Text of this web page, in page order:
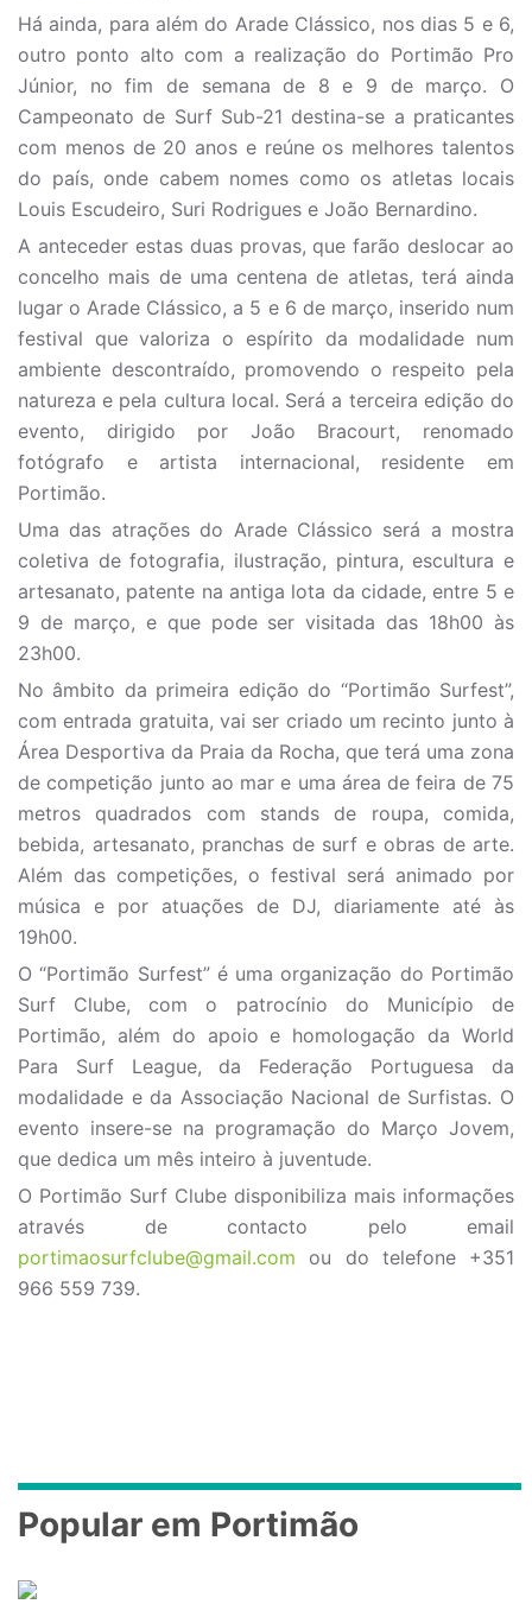
Há ainda, para além do Arade Clássico, nos dias 5 e 6,
outro ponto alto com a realização do Portimão Pro
Júnior, no fim de semana de 8 e 9 de março. O
Campeonato de Surf Sub-21 destina-se a praticantes
com menos de 20 anos e reúne os melhores talentos
do país, onde cabem nomes como os atletas locais
Louis Escudeiro, Suri Rodrigues e João Bernardino.
A anteceder estas duas provas, que farão deslocar ao
concelho mais de uma centena de atletas, terá ainda
lugar o Arade Clássico, a 5 e 6 de março, inserido num
festival que valoriza o espírito da modalidade num
ambiente descontraído, promovendo o respeito pela
natureza e pela cultura local. Será a terceira edição do
evento, dirigido por João Bracourt, renomado
fotógrafo e artista internacional, residente em
Portimão.
Uma das atrações do Arade Clássico será a mostra
coletiva de fotografia, ilustração, pintura, escultura e
artesanato, patente na antiga lota da cidade, entre 5 e
9 de março, e que pode ser visitada das 18h00 às
23h00.
No âmbito da primeira edição do “Portimão Surfest”,
com entrada gratuita, vai ser criado um recinto junto à
Área Desportiva da Praia da Rocha, que terá uma zona
de competição junto ao mar e uma área de feira de 75
metros quadrados com stands de roupa, comida,
bebida, artesanato, pranchas de surf e obras de arte.
Além das competições, o festival será animado por
música e por atuações de DJ, diariamente até às
19h00.
O “Portimão Surfest” é uma organização do Portimão
Surf Clube, com o patrocínio do Município de
Portimão, além do apoio e homologação da World
Para Surf League, da Federação Portuguesa da
modalidade e da Associação Nacional de Surfistas. O
evento insere-se na programação do Março Jovem,
que dedica um mês inteiro à juventude.
O Portimão Surf Clube disponibiliza mais informações
através de contacto pelo email
portimaosurfclube@gmail.com ou do telefone +351
966 559 739.
Popular em Portimão